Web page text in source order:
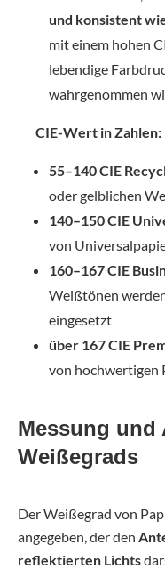
und konsistent
mit einem hohen
lebendige
wahrgenommen
CIE-Wert in Zahlen:
55–140 CIE
odergelblichen
140–150 CIE
von
160–167 CIE
Weißtönen
eingesetzt
über 167 CIE
von hochwertigen
Messung und
Weißegrads
Der Weißegrad von
angegeben, der den
reflektierten Lichts